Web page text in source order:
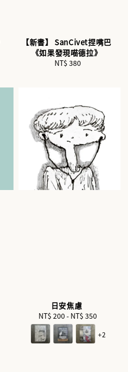
【新書】 SanCivet捏嘴巴
《如果發現喵德拉》
Regular
NT$ 380
日安焦慮
Regular
price
NT$ 200 - NT$ 350
+2